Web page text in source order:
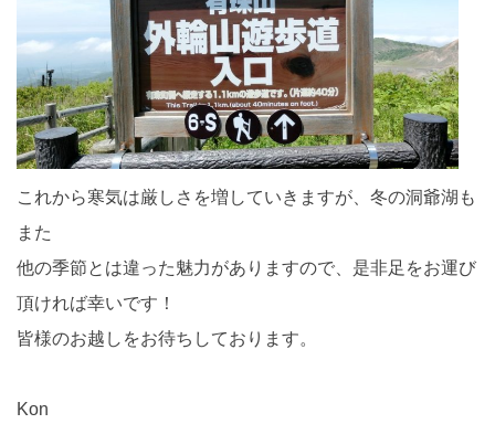
これから寒気は厳しさを増していきますが、冬の洞爺湖も
また
他の季節とは違った魅力がありますので、是非足をお運び
頂ければ幸いです！
皆様のお越しをお待ちしております。
Kon